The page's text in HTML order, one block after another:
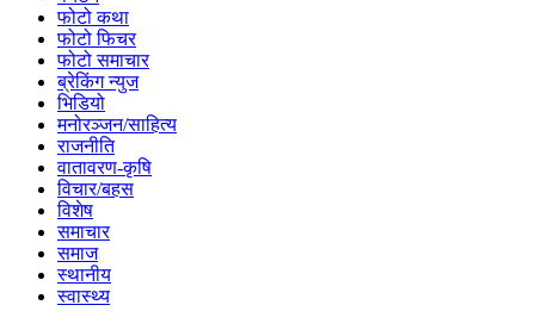
फोटो कथा
फोटो फिचर
फोटो समाचार
ब्रेकिंग न्युज
भिडियो
मनोरञ्जन/साहित्य
राजनीति
वातावरण-कृषि
विचार/बहस
विशेष
समाचार
समाज
स्थानीय
स्वास्थ्य